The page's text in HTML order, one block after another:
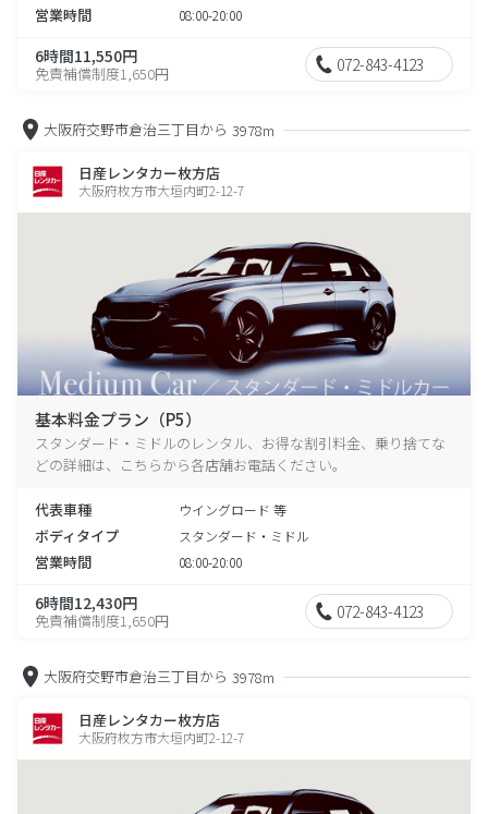
営業時間 08:00-20:00
6時間11,550円
免責補償制度1,650円 072-843-4123
大阪府交野市倉治三丁目から 3978m
日産レンタカー枚方店
大阪府枚方市大垣内町2-12-7
基本料金プラン（P5）
スタンダード・ミドルのレンタル、お得な割引料金、乗り捨てな
どの詳細は、こちらから各店舗お電話ください。
代表車種 ウイングロード 等
ボディタイプ スタンダード・ミドル
営業時間 08:00-20:00
6時間12,430円
免責補償制度1,650円 072-843-4123
大阪府交野市倉治三丁目から 3978m
日産レンタカー枚方店
大阪府枚方市大垣内町2-12-7